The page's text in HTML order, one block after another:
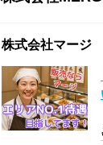
株式会社マージ